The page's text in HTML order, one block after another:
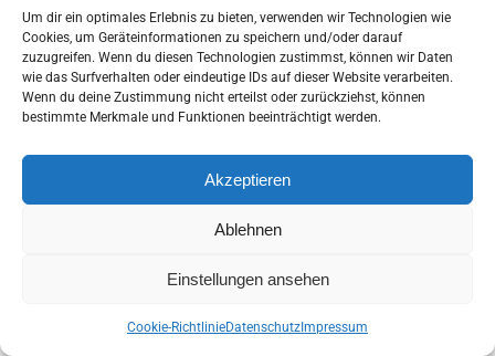
Um dir ein optimales Erlebnis zu bieten, verwenden wir Technologien wie
Cookies, um Geräteinformationen zu speichern und/oder darauf
zuzugreifen. Wenn du diesen Technologien zustimmst, können wir Daten
wie das Surfverhalten oder eindeutige IDs auf dieser Website verarbeiten.
Wenn du deine Zustimmung nicht erteilst oder zurückziehst, können
bestimmte Merkmale und Funktionen beeinträchtigt werden.
Akzeptieren
Ablehnen
Einstellungen ansehen
Cookie-RichtlinieDatenschutz Impressum
Workshop Sternzeichen häkeln
3. Oktober 2026 10:00 - 16:00
St. Pölten